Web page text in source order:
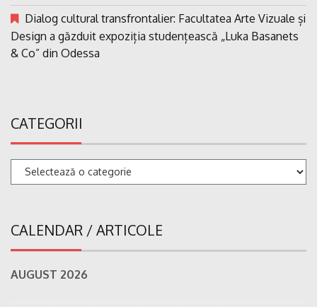
Dialog cultural transfrontalier: Facultatea Arte Vizuale și
Design a găzduit expoziția studențească „Luka Basanets
& Co” din Odessa
CATEGORII
Categorii
CALENDAR / ARTICOLE
AUGUST 2026